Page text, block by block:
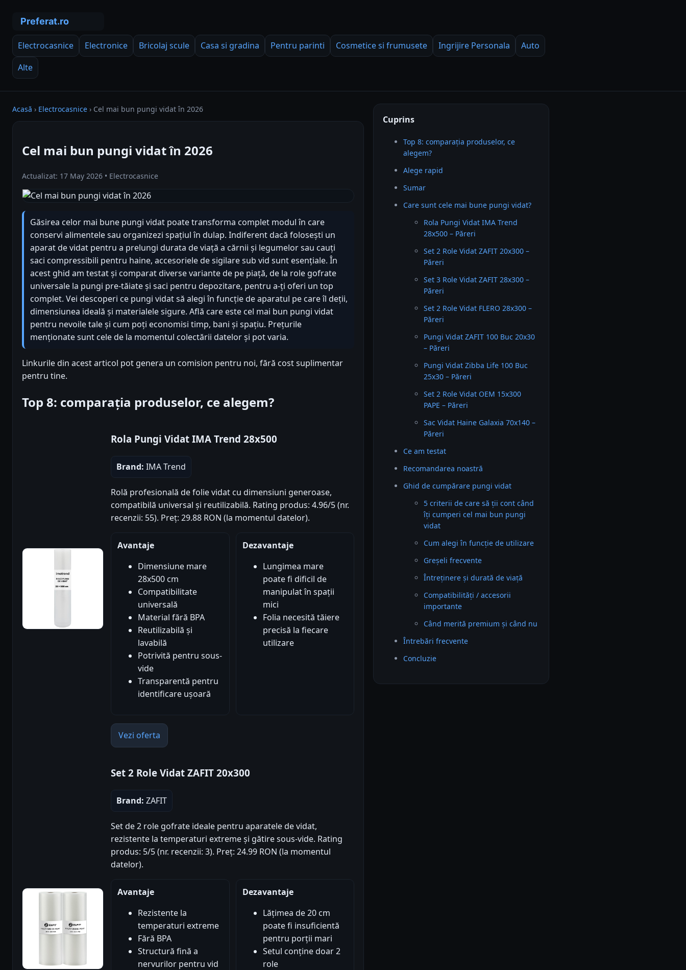
Electrocasnice Electronice Bricolaj scule Casa si gradina Pentru parinti Cosmetice si frumusete Ingrijire Personala
Auto
Alte
Acasă › Electrocasnice › Cel mai bun pungi vidat în 2026
Cel mai bun pungi vidat în 2026
Actualizat: 17 May 2026 • Electrocasnice
Găsirea celor mai bune pungi vidat poate transforma complet modul în care
conservi alimentele sau organizezi spațiul în dulap. Indiferent dacă folosești un
aparat de vidat pentru a prelungi durata de viață a cărnii și legumelor sau cauți
saci compressibili pentru haine, accesoriele de sigilare sub vid sunt esențiale. În
acest ghid am testat și comparat diverse variante de pe piață, de la role gofrate
universale la pungi pre-tăiate și saci pentru depozitare, pentru a-ți oferi un top
complet. Vei descoperi ce pungi vidat să alegi în funcție de aparatul pe care îl deții,
dimensiunea ideală și materialele sigure. Află care este cel mai bun pungi vidat
pentru nevoile tale și cum poți economisi timp, bani și spațiu. Prețurile
menționate sunt cele de la momentul colectării datelor și pot varia.
Linkurile din acest articol pot genera un comision pentru noi, fără cost suplimentar
pentru tine.
Top 8: comparația produselor, ce alegem?
Rola Pungi Vidat IMA Trend 28x500
Brand: IMA Trend
Rolă profesională de folie vidat cu dimensiuni generoase,
compatibilă universal și reutilizabilă. Rating produs: 4.96/5 (nr.
recenzii: 55). Preț: 29.88 RON (la momentul datelor).
Avantaje
Dimensiune mare
28x500 cm
Compatibilitate
universală
Material fără BPA
Reutilizabilă și
lavabilă
Potrivită pentru sous-
vide
Transparentă pentru
identificare ușoară
Dezavantaje
Lungimea mare
poate fi dificil de
manipulat în spații
mici
Folia necesită tăiere
precisă la fiecare
utilizare
Vezi oferta
Set 2 Role Vidat ZAFIT 20x300
Brand: ZAFIT
Set de 2 role gofrate ideale pentru aparatele de vidat,
rezistente la temperaturi extreme și gătire sous-vide. Rating
produs: 5/5 (nr. recenzii: 3). Preț: 24.99 RON (la momentul
datelor).
Avantaje
Rezistente la
temperaturi extreme
Fără BPA
Structură fină a
nervurilor pentru vid
Dezavantaje
Lățimea de 20 cm
poate fi insuficientă
pentru porții mari
Setul conține doar 2
role
Cuprins
Top 8: comparația produselor, ce
alegem?
Alege rapid
Sumar
Care sunt cele mai bune pungi vidat?
Rola Pungi Vidat IMA Trend
28x500 – Păreri
Set 2 Role Vidat ZAFIT 20x300 –
Păreri
Set 3 Role Vidat ZAFIT 28x300 –
Păreri
Set 2 Role Vidat FLERO 28x300 –
Păreri
Pungi Vidat ZAFIT 100 Buc 20x30
– Păreri
Pungi Vidat Zibba Life 100 Buc
25x30 – Păreri
Set 2 Role Vidat OEM 15x300
PAPE – Păreri
Sac Vidat Haine Galaxia 70x140 –
Păreri
Ce am testat
Recomandarea noastră
Ghid de cumpărare pungi vidat
5 criterii de care să ții cont când
îți cumperi cel mai bun pungi
vidat
Cum alegi în funcție de utilizare
Greșeli frecvente
Întreținere și durată de viață
Compatibilități / accesorii
importante
Când merită premium și când nu
Întrebări frecvente
Concluzie